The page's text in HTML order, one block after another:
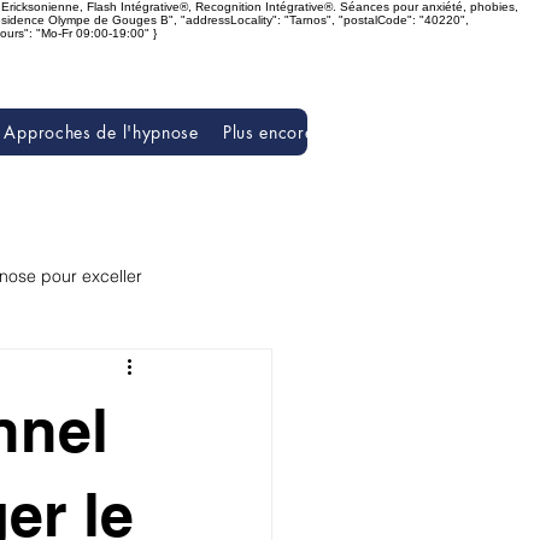
Flash Intégrative®, Recognition Intégrative®. Séances pour anxiété, phobies,
Olympe de Gouges B", "addressLocality": "Tarnos", "postalCode": "40220",
"Mo-Fr 09:00-19:00" }
Approches de l'hypnose Plus encore sur l'hypnose
pour exceller
Epanouissement personnel
le